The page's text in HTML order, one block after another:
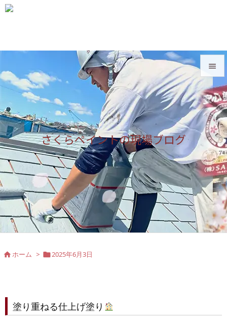
さくらペイントの現場ブログ


メニュ

サイド

前へ

次へ

検索
ホーム > 2025年6月3日
塗り重ねる仕上げ塗り